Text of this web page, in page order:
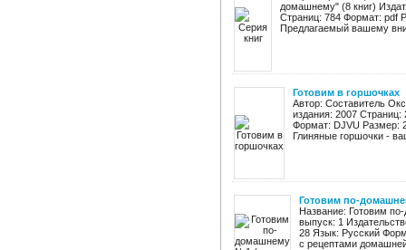
домашнему" (8 книг)
Страниц: 784 Формат: pdf
Предлагаемый вашему
Готовим в горшочках
Автор: Составитель
издания: 2007
Формат: DJVU Размер:
Глиняные горшочки -
Готовим по-
Название: Готовим
выпуск: 1
28 Язык: Русский
с рецептами